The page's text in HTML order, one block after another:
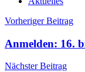
Vorheriger Beitrag
Anmelden: 16.
Nächster Beitrag